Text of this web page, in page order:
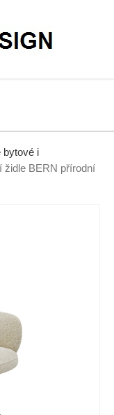
bytové i
židle BERN přírodní